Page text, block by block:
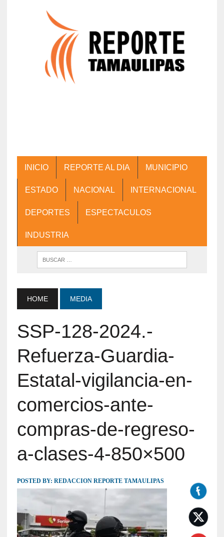
INICIO REPORTE AL DIA MUNICIPIO
ESTADO NACIONAL INTERNACIONAL
DEPORTES ESPECTACULOS
INDUSTRIA
HOME MEDIA
SSP-128-2024.-
Refuerza-Guardia-
Estatal-vigilancia-en-
comercios-ante-
compras-de-regreso-
a-clases-4-850×500
POSTED BY: REDACCION REPORTE TAMAULIPAS